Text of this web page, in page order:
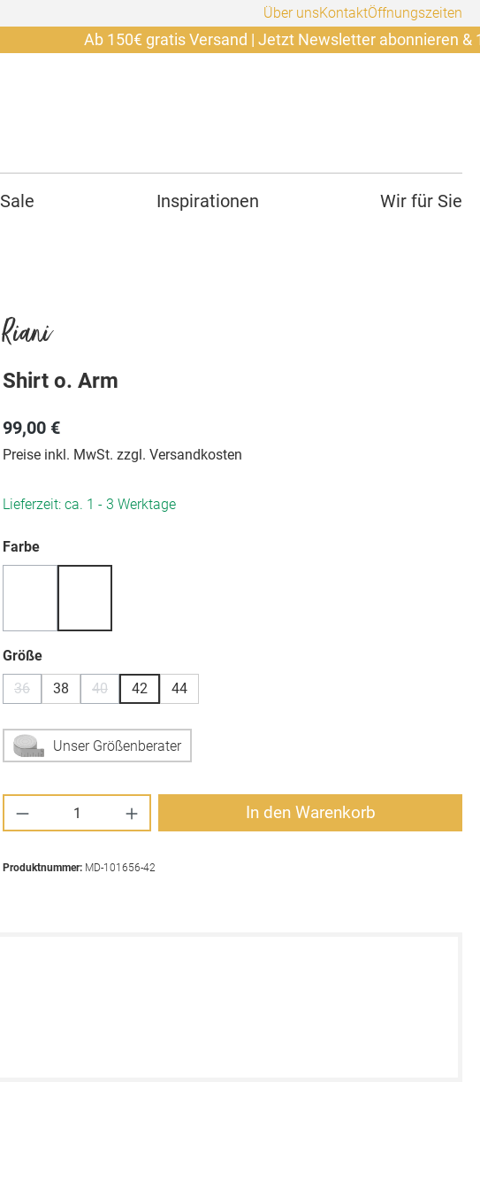
Über unsKontaktÖffnungszeiten
Ab 150€ gratis Versand | Jetzt Newsletter abonnieren & 10€
Sale Inspirationen Wir für Sie
Riani
Shirt o. Arm
99,00 €
Preise inkl. MwSt. zzgl. Versandkosten
Lieferzeit: ca. 1 - 3 Werktage
Farbeauswählen
Größeauswählen
36
(Diese Option ist zurzeit nicht verfügbar.)
38 40
(Diese Option ist zurzeit nicht verfügbar.)
42 44
Unser Größenberater
Produkt Anzahl: Gib den gewünschten Wert ein
In den Warenkorb
Produktnummer: MD-101656-42